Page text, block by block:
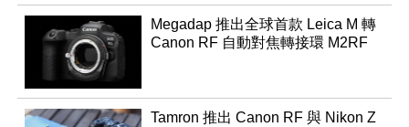
Megadap 推出全球首款 Leica M 轉
Canon RF 自動對焦轉接環 M2RF
Tamron 推出 Canon RF 與 Nikon Z